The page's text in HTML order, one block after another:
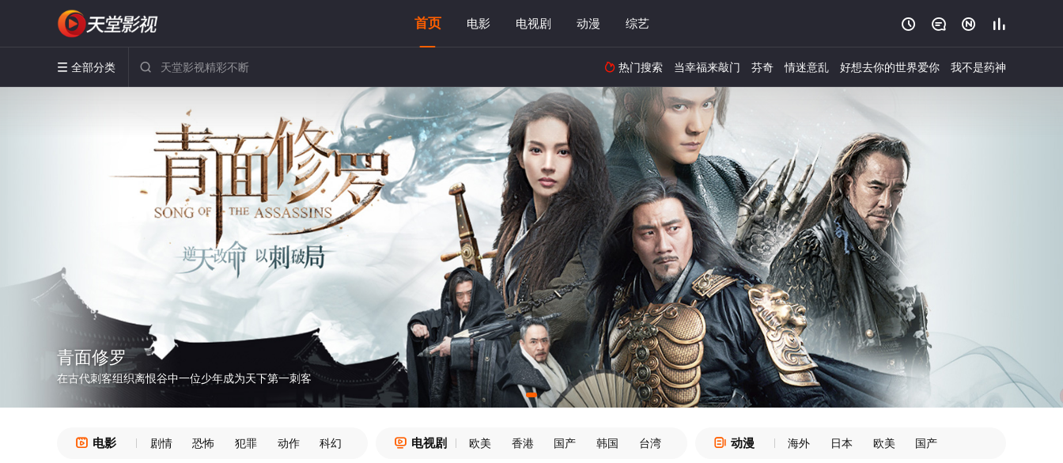
首页 电影 电视剧 动漫 综艺    
 全部分类   热门搜索 当幸福来敲门 芬奇 情迷意乱 好想去你的世界爱你 我不是药神
青面修罗
在古代刺客组织离恨谷中一位少年成为天下第一刺客
 电影 剧情 恐怖 犯罪 动作 科幻  电视剧 欧美 香港 国产 韩国 台湾  动漫 海外 日本 欧美 国产